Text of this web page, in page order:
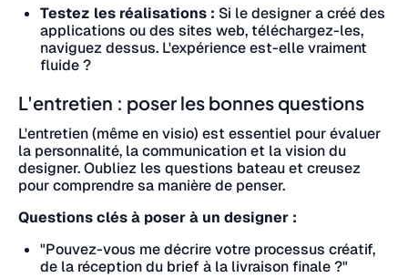
Testez les réalisations : Si le designer a créé des
applications ou des sites web, téléchargez-les,
naviguez dessus. L'expérience est-elle vraiment
fluide ?
L'entretien : poser les bonnes questions
L'entretien (même en visio) est essentiel pour évaluer
la personnalité, la communication et la vision du
designer. Oubliez les questions bateau et creusez
pour comprendre sa manière de penser.
Questions clés à poser à un designer :
"Pouvez-vous me décrire votre processus créatif,
de la réception du brief à la livraison finale ?"